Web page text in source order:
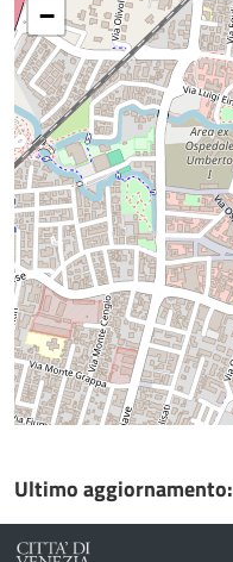
−
Ultimo aggiornamento: